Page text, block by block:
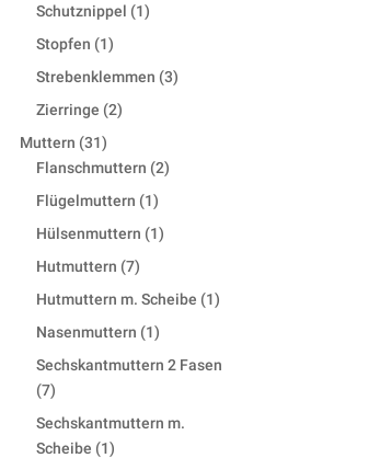
Schutznippel 11
Stopfen 11
product
Strebenklemmen 33
Zierringe 22
Muttern 3131
products
Flanschmuttern 22
Flügelmuttern 11
product
Hülsenmuttern 11
Hutmuttern 77
products
Hutmuttern m. Scheibe 11
Nasenmuttern 11
product
Sechskantmuttern 2 Fasen
77
products
Sechskantmuttern m.
Scheibe
11